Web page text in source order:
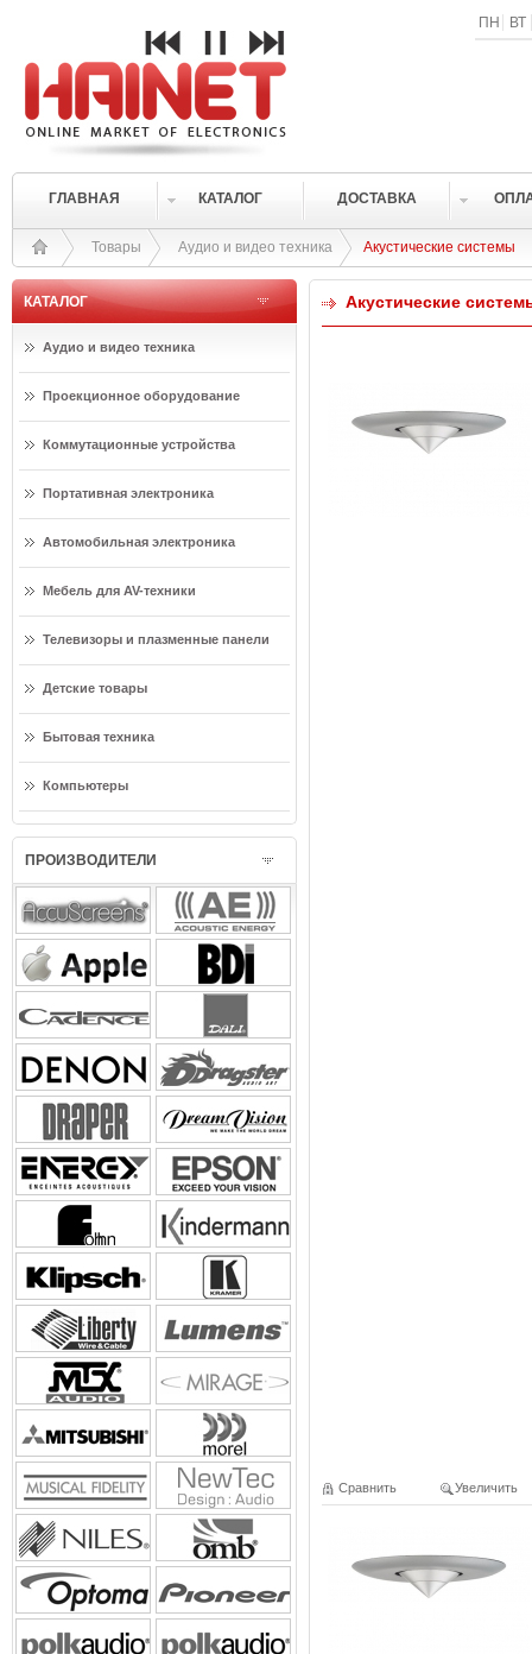
ПН ВТ
ГЛАВНАЯ КАТАЛОГ ДОСТАВКА
Товары Аудио и видео техника Акустические системы
КАТАЛОГ
Аудио и видео техника
Проекционное оборудование
Коммутационные устройства
Портативная электроника
Автомобильная электроника
Мебель для AV-техники
Телевизоры и плазменные панели
Детские товары
Бытовая техника
Компьютеры
ПРОИЗВОДИТЕЛИ
Акустические
Сравнить Увеличить